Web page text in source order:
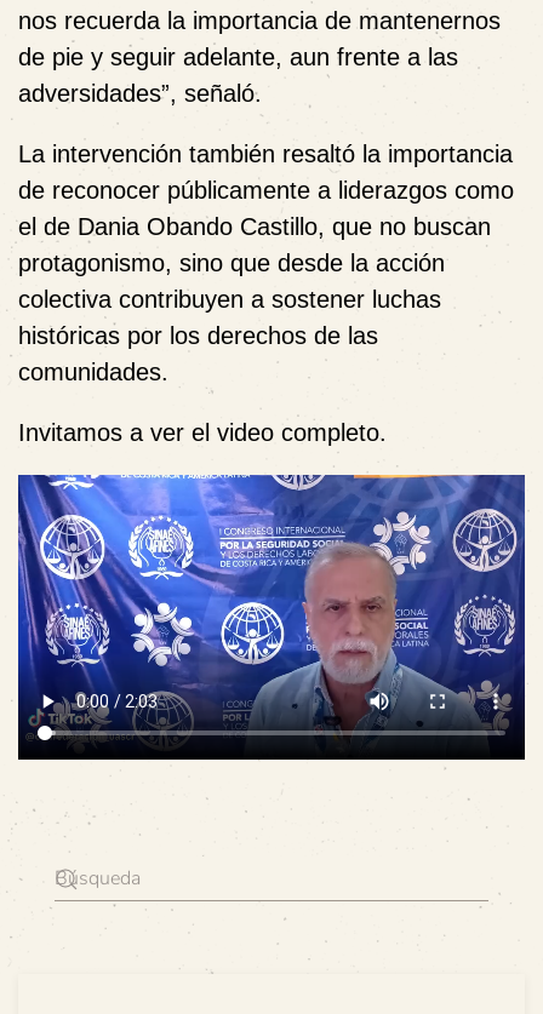
nos recuerda la importancia de mantenernos
de pie y seguir adelante, aun frente a las
adversidades”, señaló.
La intervención también resaltó la importancia
de reconocer públicamente a liderazgos como
el de Dania Obando Castillo, que no buscan
protagonismo, sino que desde la acción
colectiva contribuyen a sostener luchas
históricas por los derechos de las
comunidades.
Invitamos a ver el video completo.